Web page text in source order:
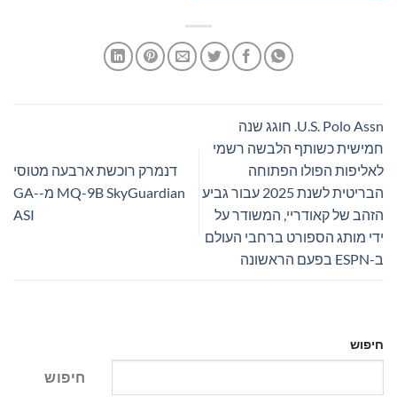
U.S. Polo Assn. חוגג שנה
חמישית כשותף הלבשה רשמי
לאליפות הפולו הפתוחה
הבריטית לשנת 2025 עבור גביע
הזהב של קאודריי, המשודר על
ידי מותג הספורט ברחבי העולם
ב-ESPN בפעם הראשונה
דנמרק רוכשת ארבעה מטוסי
MQ-9B SkyGuardian מ-GA-
ASI
חיפוש
חיפוש